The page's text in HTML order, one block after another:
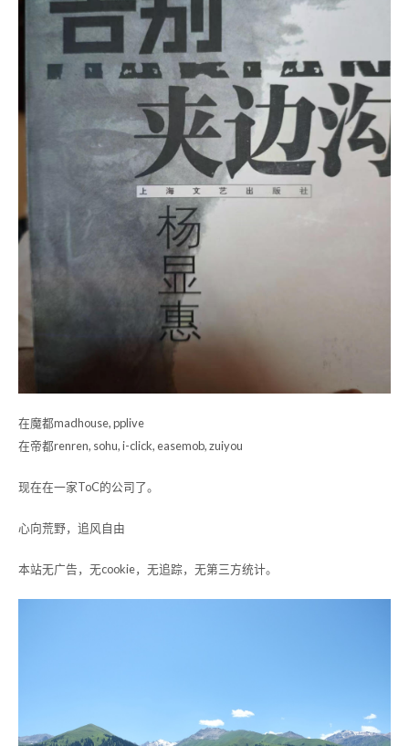
在魔都madhouse, pplive
在帝都renren, sohu, i-click, easemob, zuiyou
现在在一家ToC的公司了。
心向荒野，追风自由
本站无广告，无cookie，无追踪，无第三方统计。